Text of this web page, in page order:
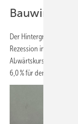
Der Hintergrund: Für
Rezession in Sicht. Die
Abwärtskurs.
6,0 % für den